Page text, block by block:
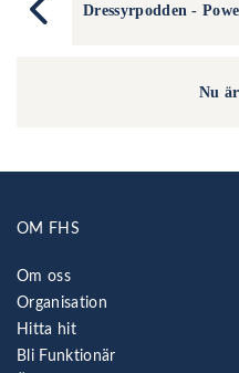
Dressyrpodden -
Nu
OM FHS
Om oss
Organisation
Hitta hit
Bli Funktionär